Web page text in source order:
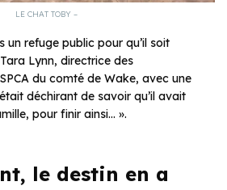
LE CHAT TOBY –
un refuge public pour qu’il soit
Lynn, directrice des
du comté de Wake, avec une
déchirant de savoir qu’il avait
pour finir ainsi… ».
le destin en a